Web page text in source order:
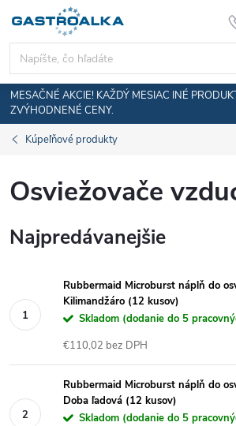
obsah
MESAČNÉ AKCIE! KAŽDÝ MESIAC INÉ
ZVÝHODNENÉ CENY.
Kúpeľňové produkty
Osviežovače
Najpredávanejšie
Rubbermaid Microburst náplň do
Kilimandžáro (12 kusov)
Skladom (dodanie do 5
€110,02 bez DPH
Rubbermaid Microburst náplň do
Doba ľadová (12 kusov)
Skladom (dodanie do 5